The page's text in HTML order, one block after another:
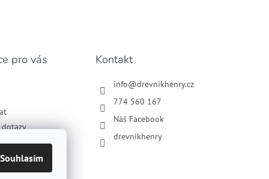
Souhlasím
pro vás
osobních
Kontakt
info@drevnikhenry.cz
774 560 167
Náš Facebook
drevnikhenry